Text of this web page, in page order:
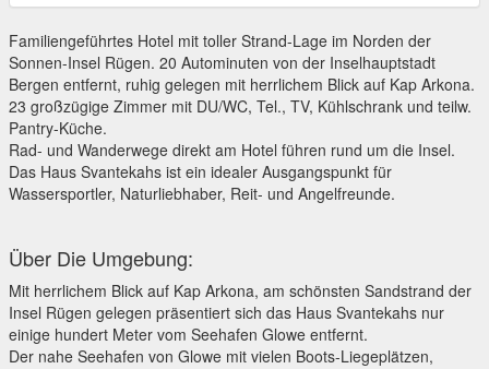
Familiengeführtes Hotel mit toller Strand-Lage im Norden der
Sonnen-Insel Rügen. 20 Autominuten von der Inselhauptstadt
Bergen entfernt, ruhig gelegen mit herrlichem Blick auf Kap Arkona.
23 großzügige Zimmer mit DU/WC, Tel., TV, Kühlschrank und teilw.
Pantry-Küche.
Rad- und Wanderwege direkt am Hotel führen rund um die Insel.
Das Haus Svantekahs ist ein idealer Ausgangspunkt für
Wassersportler, Naturliebhaber, Reit- und Angelfreunde.
Über Die Umgebung:
Mit herrlichem Blick auf Kap Arkona, am schönsten Sandstrand der
Insel Rügen gelegen präsentiert sich das Haus Svantekahs nur
einige hundert Meter vom Seehafen Glowe entfernt.
Der nahe Seehafen von Glowe mit vielen Boots-Liegeplätzen,